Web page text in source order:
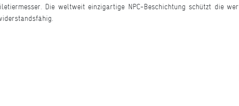
Die weltweit einzigartige NPC-Beschichtung schützt die